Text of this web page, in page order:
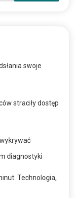
swoje
straciły dostęp
diagnostyki
Technologia,